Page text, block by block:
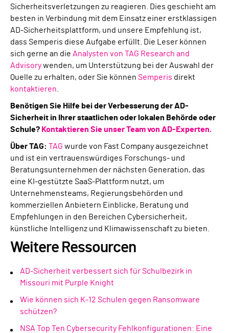
Sicherheitsverletzungen zu reagieren. Dies geschieht am
besten in Verbindung mit dem Einsatz einer erstklassigen
AD-Sicherheitsplattform, und unsere Empfehlung ist,
dass Semperis diese Aufgabe erfüllt. Die Leser können
sich gerne an die Analysten von TAG Research and
Advisorywenden, um Unterstützung bei der Auswahl der
Quelle zu erhalten, oder Sie können Semperis direkt
kontaktieren.
Benötigen Sie Hilfe bei der Verbesserung der AD-
Sicherheit in Ihrer staatlichen oder lokalen Behörde oder
Schule? Kontaktieren Sie unser Team von AD-Experten.
Über TAG: TAG wurde von Fast Company ausgezeichnet
und ist ein vertrauenswürdiges Forschungs- und
Beratungsunternehmen der nächsten Generation, das
eine KI-gestützte SaaS-Plattform nutzt, um
Unternehmensteams, Regierungsbehörden und
kommerziellen Anbietern Einblicke, Beratung und
Empfehlungen in den Bereichen Cybersicherheit,
künstliche Intelligenz und Klimawissenschaft zu bieten.
Weitere Ressourcen
AD-Sicherheit verbessert sich für Schulbezirk in
Missouri mit Purple Knight
Wie können sich K-12 Schulen gegen Ransomware
schützen?
NSA Top Ten Cybersecurity Fehlkonfigurationen: Eine